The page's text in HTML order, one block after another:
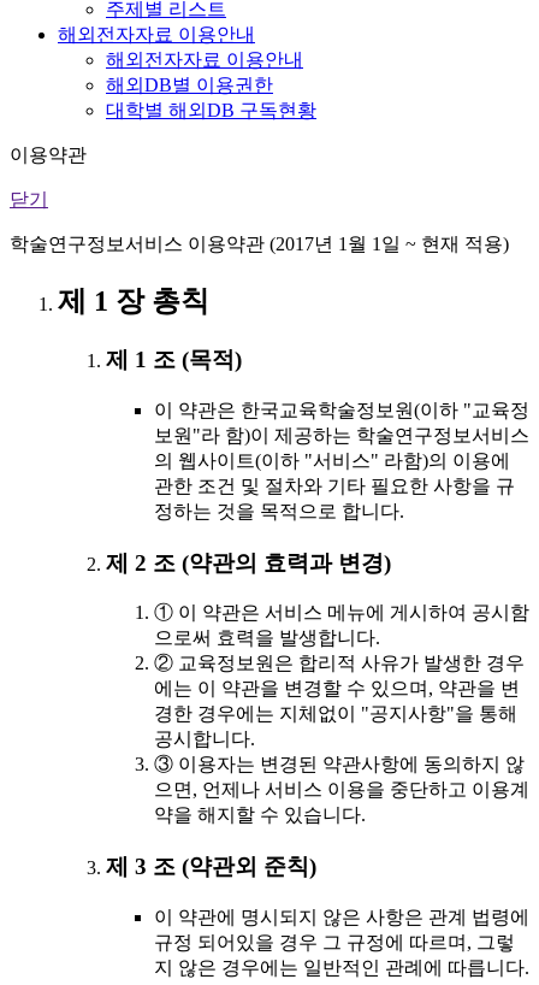
주제별 리스트
해외전자자료 이용안내
해외전자자료 이용안내
해외DB별 이용권한
대학별 해외DB 구독현황
이용약관
닫기
학술연구정보서비스 이용약관 (2017년 1월 1일 ~ 현재 적용)
제 1 장 총칙
제 1 조 (목적)
이 약관은 한국교육학술정보원(이하 "교육정
보원"라 함)이 제공하는 학술연구정보서비스
의 웹사이트(이하 "서비스" 라함)의 이용에
관한 조건 및 절차와 기타 필요한 사항을 규
정하는 것을 목적으로 합니다.
제 2 조 (약관의 효력과 변경)
① 이 약관은 서비스 메뉴에 게시하여 공시함
으로써 효력을 발생합니다.
② 교육정보원은 합리적 사유가 발생한 경우
에는 이 약관을 변경할 수 있으며, 약관을 변
경한 경우에는 지체없이 "공지사항"을 통해
공시합니다.
③ 이용자는 변경된 약관사항에 동의하지 않
으면, 언제나 서비스 이용을 중단하고 이용계
약을 해지할 수 있습니다.
제 3 조 (약관외 준칙)
이 약관에 명시되지 않은 사항은 관계 법령에
규정 되어있을 경우 그 규정에 따르며, 그렇
지 않은 경우에는 일반적인 관례에 따릅니다.